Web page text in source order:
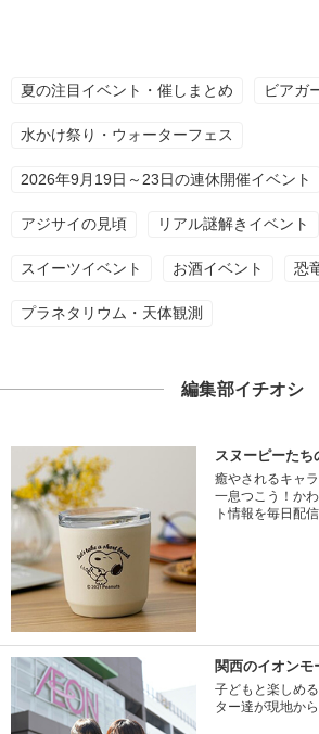
夏の注目イベント・催しまとめ ビアガ
水かけ祭り・ウォーターフェス
2026年9月19日～23日の連休開催イベント
アジサイの見頃 リアル謎解きイベント
スイーツイベント お酒イベント 恐
プラネタリウム・天体観測
編集部イチオシ
スヌーピーたち
癒やされるキャ
一息つこう！か
ト情報を毎日配信
関西のイオンモ
子どもと楽しめ
ター達が現地か